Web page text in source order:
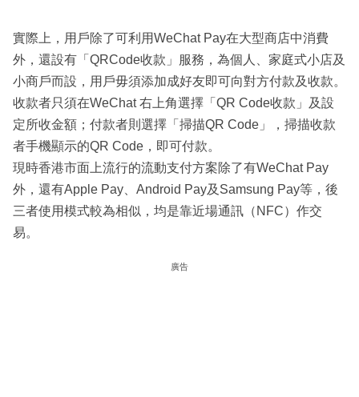
實際上，用戶除了可利用WeChat Pay在大型商店中消費
外，還設有「QRCode收款」服務，為個人、家庭式小店及
小商戶而設，用戶毋須添加成好友即可向對方付款及收款。
收款者只須在WeChat 右上角選擇「QR Code收款」及設
定所收金額；付款者則選擇「掃描QR Code」，掃描收款
者手機顯示的QR Code，即可付款。
現時香港市面上流行的流動支付方案除了有WeChat Pay
外，還有Apple Pay、Android Pay及Samsung Pay等，後
三者使用模式較為相似，均是靠近場通訊（NFC）作交
易。
廣告